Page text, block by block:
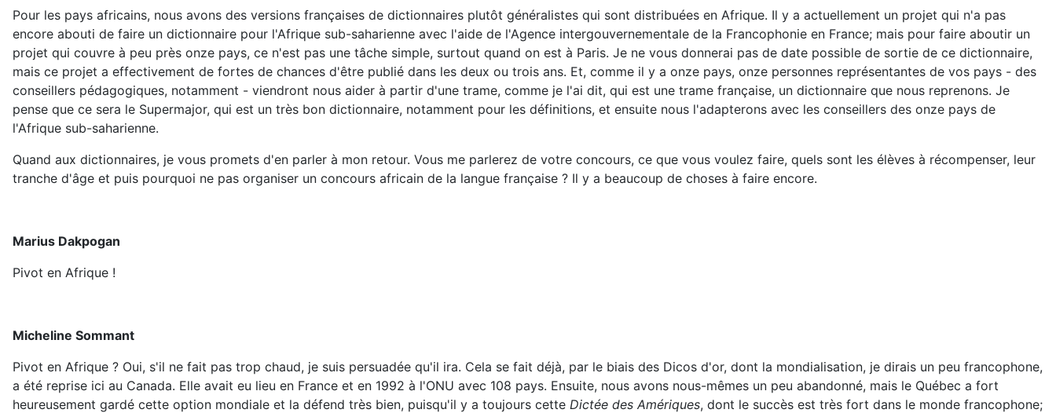
Pour les pays africains, nous avons des versions françaises de dictionnaires plutôt généralistes qui sont distribuées en Afrique. Il y a actuellement un projet qui n'a pas
encore abouti de faire un dictionnaire pour l'Afrique sub-saharienne avec l'aide de l'Agence intergouvernementale de la Francophonie en France; mais pour faire aboutir un
projet qui couvre à peu près onze pays, ce n'est pas une tâche simple, surtout quand on est à Paris. Je ne vous donnerai pas de date possible de sortie de ce dictionnaire,
mais ce projet a effectivement de fortes de chances d'être publié dans les deux ou trois ans. Et, comme il y a onze pays, onze personnes représentantes de vos pays - des
conseillers pédagogiques, notamment - viendront nous aider à partir d'une trame, comme je l'ai dit, qui est une trame française, un dictionnaire que nous reprenons. Je
pense que ce sera le Supermajor, qui est un très bon dictionnaire, notamment pour les définitions, et ensuite nous l'adapterons avec les conseillers des onze pays de
l'Afrique sub-saharienne.
Quand aux dictionnaires, je vous promets d'en parler à mon retour. Vous me parlerez de votre concours, ce que vous voulez faire, quels sont les élèves à récompenser, leur
tranche d'âge et puis pourquoi ne pas organiser un concours africain de la langue française ? Il y a beaucoup de choses à faire encore.
Marius Dakpogan
Pivot en Afrique !
Micheline Sommant
Pivot en Afrique ? Oui, s'il ne fait pas trop chaud, je suis persuadée qu'il ira. Cela se fait déjà, par le biais des Dicos d'or, dont la mondialisation, je dirais un peu francophone,
a été reprise ici au Canada. Elle avait eu lieu en France et en 1992 à l'ONU avec 108 pays. Ensuite, nous avons nous-mêmes un peu abandonné, mais le Québec a fort
heureusement gardé cette option mondiale et la défend très bien, puisqu'il y a toujours cette Dictée des Amériques, dont le succès est très fort dans le monde francophone;